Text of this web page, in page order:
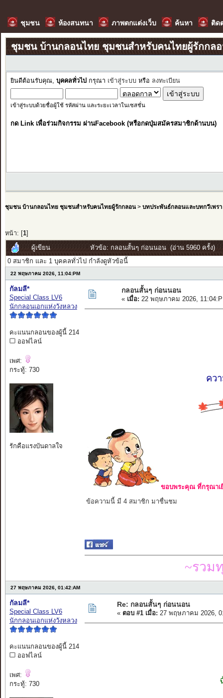
ชุมชน ห้องสนทนา ภาพตกแต่งเว็บ ค้นหา ติด
ชุมชน บ้านกลอนไทย ชุมชนสำหรับคนไทยผู้รักกล
ยินดีต้อนรับคุณ, บุคคลทั่วไป กรุณา เข้าสู่ระบบ หรือ ลงทะเบียน
เข้าสู่ระบบด้วยชื่อผู้ใช้ รหัสผ่าน และระยะเวลาในเซสชั่น
กด Link เพื่อร่วมกิจกรรม ผ่านFacebook (หรือกดปุ่มสมัครสมาชิกด้านบน)
ชุมชน บ้านกลอนไทย ชุมชนสำหรับคนไทยผู้รักกลอน> บทประพันธ์กลอนและบทกวีเพรา
หน้า: [ 1]
ผู้เขียน
หัวข้อ: กลอนสั้นๆ ก่อนนอน (อ่าน 5960 ครั้ง)
0 สมาชิก และ 1 บุคคลทั่วไป กำลังดูหัวข้อนี้
22 พฤษภาคม 2026, 11:04:PM
กัลมลี*
Special Class LV6
นักกลอนเอกแห่งวังหลวง
คะแนนกลอนของผู้นี้ 214
ออฟไลน์
เพศ:
กระทู้: 730
รักคือแรงบันดาลใจ
กลอนสั้นๆ ก่อนนอน
« เมื่อ: 22 พฤษภาคม 2026,
คว
ขอบพระคุณ ที่กรุณาเ
ข้อความนี้ มี 4 สมาชิก มาชื่นชม
~รวม
27 พฤษภาคม 2026, 01:42:AM
กัลมลี*
Special Class LV6
นักกลอนเอกแห่งวังหลวง
คะแนนกลอนของผู้นี้ 214
ออฟไลน์
เพศ:
กระทู้: 730
Re: กลอนสั้นๆ ก่อนนอน
« ตอบ #1 เมื่อ: 27 พฤษภาคม 2026,